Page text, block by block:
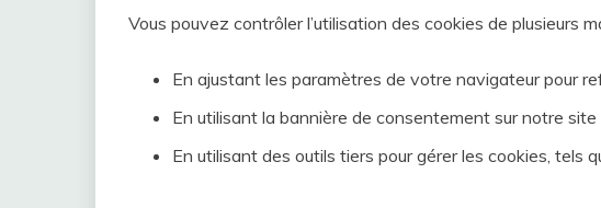
Vous pouvez contrôler l’utilisation des cookies de plusieurs
En ajustant les paramètres de votre navigateur pour
En utilisant la bannière de consentement sur notre
En utilisant des outils tiers pour gérer les cookies, tels